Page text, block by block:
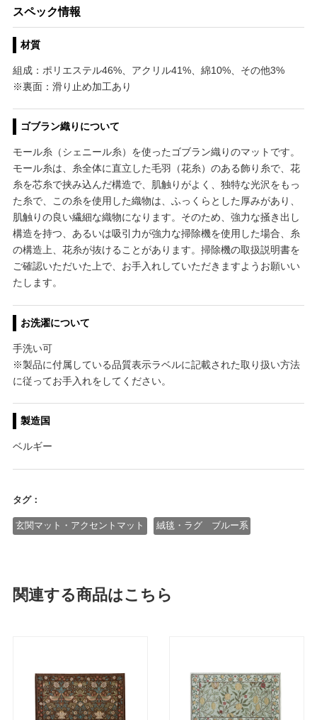
スペック情報
材質
組成：ポリエステル46%、アクリル41%、綿10%、その他3%
※裏面：滑り止め加工あり
ゴブラン織りについて
モール糸（シェニール糸）を使ったゴブラン織りのマットです。
モール糸は、糸全体に直立した毛羽（花糸）のある飾り糸で、花
糸を芯糸で挟み込んだ構造で、肌触りがよく、独特な光沢をもっ
た糸で、この糸を使用した織物は、ふっくらとした厚みがあり、
肌触りの良い繊細な織物になります。そのため、強力な掻き出し
構造を持つ、あるいは吸引力が強力な掃除機を使用した場合、糸
の構造上、花糸が抜けることがあります。掃除機の取扱説明書を
ご確認いただいた上で、お手入れしていただきますようお願いい
たします。
お洗濯について
手洗い可
※製品に付属している品質表示ラベルに記載された取り扱い方法
に従ってお手入れをしてください。
製造国
ベルギー
タグ：
玄関マット・アクセントマット 絨毯・ラグ ブルー系
関連する商品はこちら